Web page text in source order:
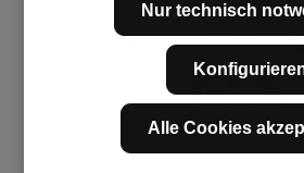
* Alle Preise inkl. gesetzl.
Nur technisch
Alle Cookies